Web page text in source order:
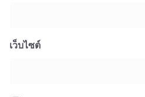
เว็บไซต์